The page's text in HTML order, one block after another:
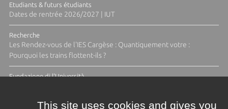
Etudiants & futurs étudiants
Dates de rentrée 2026/2027 | IUT
Recherche
Les Rendez-vous de l'IES Cargèse : Quantiquement votre :
Pourquoi les trains flottent-ils ?
Fundazione di l'Università
This site uses cookies and gives you